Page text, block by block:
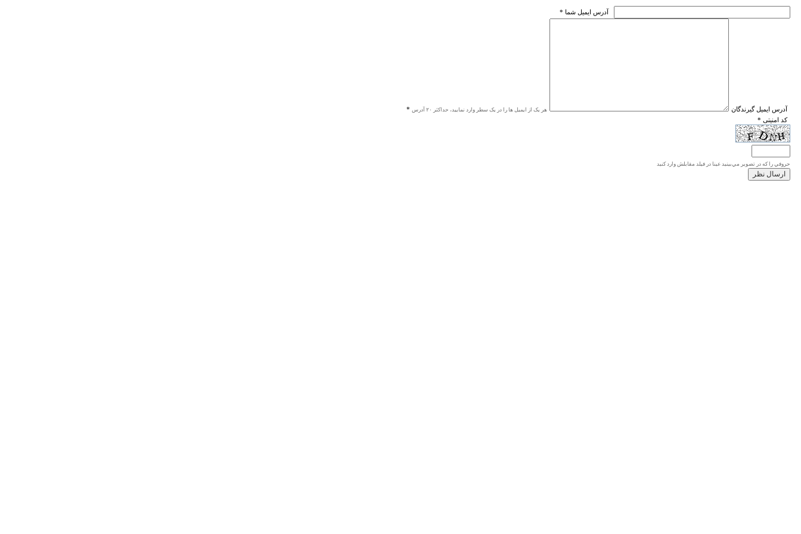
* آدرس ايميل شما
* آدرس ايميل گيرندگان هر یک از ایمیل ها را در یک سطر وارد نمایید، حداکثر ۲۰ آدرس
* کد امنیتی
حروفي را كه در تصوير مي‌بينيد عينا در فيلد مقابلش وارد كنيد